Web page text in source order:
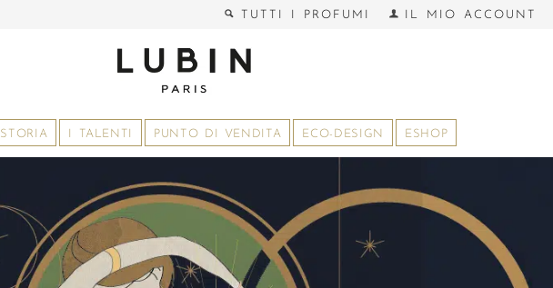
TUTTI I PROFUMI IL MIO ACCOUNT
STORIA I TALENTI PUNTO DI VENDITA ECO-DESIGN ESHOP